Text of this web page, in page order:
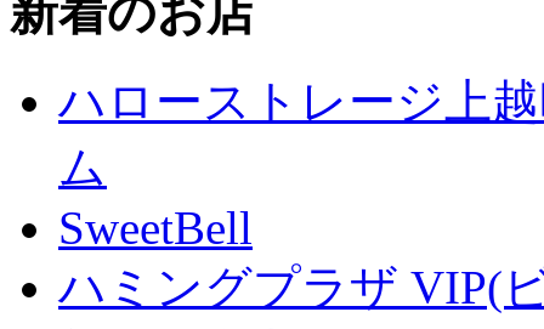
新着のお店
ハローストレージ上
ム
SweetBell
ハミングプラザ VIP(